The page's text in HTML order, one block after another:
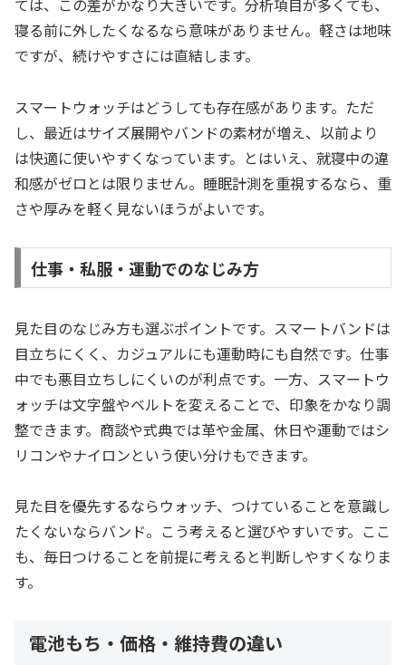
ては、この差がかなり大きいです。分析項目が多くても、
寝る前に外したくなるなら意味がありません。軽さは地味
ですが、続けやすさには直結します。
スマートウォッチはどうしても存在感があります。ただ
し、最近はサイズ展開やバンドの素材が増え、以前より
は快適に使いやすくなっています。とはいえ、就寝中の違
和感がゼロとは限りません。睡眠計測を重視するなら、重
さや厚みを軽く見ないほうがよいです。
仕事・私服・運動でのなじみ方
見た目のなじみ方も選ぶポイントです。スマートバンドは
目立ちにくく、カジュアルにも運動時にも自然です。仕事
中でも悪目立ちしにくいのが利点です。一方、スマートウ
ォッチは文字盤やベルトを変えることで、印象をかなり調
整できます。商談や式典では革や金属、休日や運動ではシ
リコンやナイロンという使い分けもできます。
見た目を優先するならウォッチ、つけていることを意識し
たくないならバンド。こう考えると選びやすいです。ここ
も、毎日つけることを前提に考えると判断しやすくなりま
す。
電池もち・価格・維持費の違い